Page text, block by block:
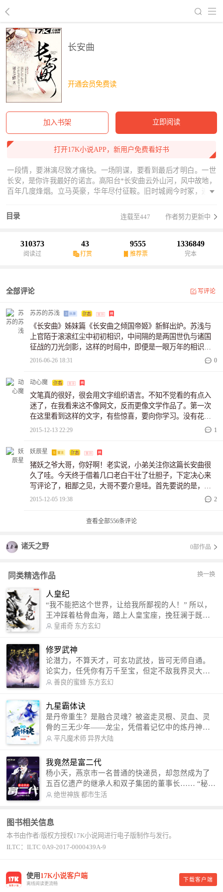
长安曲
开通会员免费读
加入书架 立即阅读
打开17K小说APP，新用户免费看好书
一段情，要淋漓尽致才痛快。一场阴谋，要看到最后才明白。一世
长安，是你许我最好的诺言。高阳台*长安曲云外山河，风中故地，
百年几度烽烟。立马英豪，华年尽付征鞍。旧时城阙今时冢，遍哀
更提刀纵马，力挽狂澜。纛旗迎风，乾坤翻转瞬间。回头万里红尘
在，料几人、醉倒樽前。倚阑干，唱与谁听，一世长安。《长安
目录 连载至447 作者努力更新中
310373
阅读过
43
打赏
9555
推荐票
1336849
完本
全部评论 写评论
苏苏的苏浅
《长安曲》姊妹篇《长安曲之倾国帝姬》新鲜出炉。苏浅与
上官陌于滚滚红尘中初初相识，中间隔的是两国世仇与诸国
征战的刀光剑影，这样的时局中，即便是一眼万年的相识，
也不过是镜花水月捉摸不到，却在两人心中盛开如一朵纯白
佳作，大叶阿《遥许城诺》，牛昵《宫心谋》，盐坊里《星
2016-06-26 18:31 0
动心魔
文笔真的很好，很会用文字组织语言。不知不觉看的有点入
迷了，在我看来这不像网文，反而更像文学作品了。第一次
在这里看到这样的文字，有些惊喜，要向你学习。没有花
了，收藏先！
2015-12-13 22:29 1
妖辰星
猪妖之爷大哥，你好啊！老实说，小弟关注你这篇长安曲很
久了哇。今天终于借着几口老白干壮了壮胆子，下定决心来
写评论了，粗鄙之见，大哥不要介意哇。首先要说的是，这
是一篇十分大气的文。怎么个大气法呢？呐，第一，开篇宏
角俱是经天纬地，运筹帷幄的不世之才。第四，男女主角之
花玛丽苏等让人起鸡皮疙瘩的即视感。啧啧啧，猪妖之爷大
是，这是一篇十分细腻的文。不论是谋略，还是情感，都写
的细致入微，入木三分哇。...
2015-12-05 19:38 2
查看全部556条评论
诸夭之野 0部作品
同类精选作品 换一换
人皇纪
“我不能把这个世界，让给我所鄙视的人！” 所以，
王冲踩着枯骨血海，踏上人皇宝座，挽狂澜于既
倒，扶大厦之将倾，成就了一段无上的传说！ 微信
微博：皇甫奇（地址：http://weibo.com/u/25284575
87） QQ交流群：320238210【普通群】 574501330
【VIP订阅群】 欢迎大家关注。
皇甫奇 东方玄幻
修罗武神
论潜力，不算天才，可玄功武技，皆可无师自通。
论实力，任凭你有万千至宝，但定不敌我界灵大
军。 我是谁？天下众生视我为修罗，却不知，我以
信公众号：善良的蜜蜂后援会）
善良的蜜蜂 东方玄幻
九星霸体诀
是丹帝重生？是融合灵魂？被盗走灵根、灵血、灵
骨的三无少年——龙尘，凭借着记忆中的炼丹神
术，修行神秘功法九星霸体诀，拨开重重迷雾，解
勾搭各色美女，镇压恶鬼邪神。 江湖传闻：龙
尘一到，地吼天啸。龙尘一出，鬼泣神哭。 本
故事纯属虚构，如有雷同，那就是真事儿，想要对
号入座，抓紧时间进群：487963015 微信公众号：
平凡魔术师,或者搜索：pingfanmoshushi1982,公众
平凡魔术师 异界大陆
我竟然是富二代
杨小天，燕京市一名普通的快递员，却忽然成为了
五百亿遗产的继承人和双子集团的董事长…… “秘
书，给我定制一套百亿富翁的吃喝住行标准！” “好
呢？” “回杨总，开车太堵，已经给你安排了直升
机。” 从此，开启杨小天的百亿富翁之旅，只有他不
敢想的，没有秘书办不到的。
绝世神族 都市生活
图书相关信息
本书由作者/版权方授权17K小说网进行电子版制作与发行。
ILTC：ILTC 0A9-2017-0000439A-9
使用 17K小说客户端
离线阅读更流畅
下载客户端